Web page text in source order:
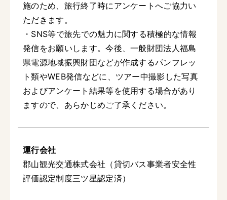
施のため、旅行終了時にアンケートへご協力い
ただきます。
・SNS等で旅先での魅力に関する積極的な情報
発信をお願いします。今後、一般財団法人福島
県電源地域振興財団などが作成するパンフレッ
ト類やWEB発信などに、ツアー中撮影した写真
およびアンケート結果等を使用する場合があり
ますので、あらかじめご了承ください。
運行会社
郡山観光交通株式会社（貸切バス事業者安全性
評価認定制度三ツ星認定済）